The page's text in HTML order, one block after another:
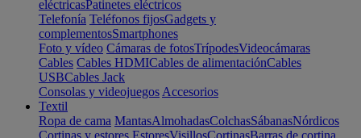
eléctricasPatinetes eléctricos
Telefonía Teléfonos fijosGadgets y
complementosSmartphones
Foto y vídeo Cámaras de fotosTrípodesVideocámaras
Cables Cables HDMICables de alimentaciónCables
USBCables Jack
Consolas y videojuegos Accesorios
Textil
Ropa de cama MantasAlmohadasColchasSábanasNórdicos
Cortinas y estores EstoresVisillosCortinasBarras de cortina